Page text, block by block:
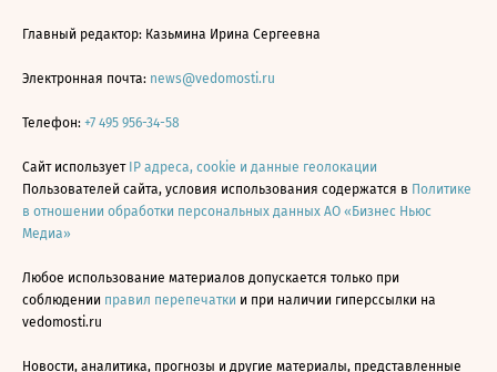
Главный редактор: Казьмина Ирина Сергеевна
Электронная почта: news@vedomosti.ru
Телефон: +7 495 956-34-58
Сайт использует IP адреса, cookie и данные геолокации
Пользователей сайта, условия использования содержатся в Политике
в отношении обработки персональных данных АО «Бизнес Ньюс
Медиа»
Любое использование материалов допускается только при
соблюдении правил перепечатки и при наличии гиперссылки на
vedomosti.ru
Новости, аналитика, прогнозы и другие материалы, представленные